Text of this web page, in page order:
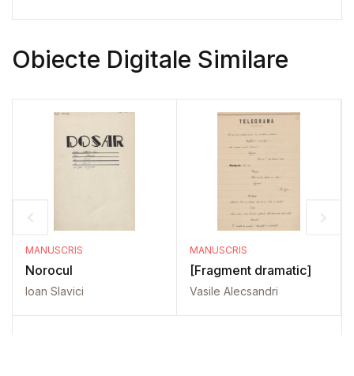
Obiecte Digitale Similare
MANUSCRIS
Norocul
Ioan Slavici
MANUSCRIS
[Fragment dramatic]
Vasile Alecsandri